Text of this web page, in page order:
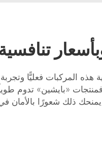
المركبات فعليًّا وتجربة
«بايشين» تدوم
ذلك شعورًا